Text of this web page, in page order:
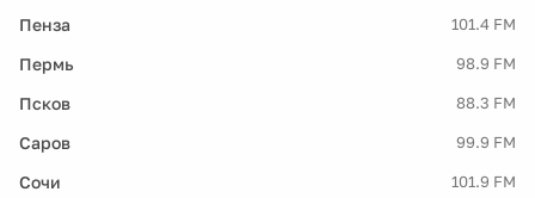
Пенза 101.4 FM
Пермь 98.9 FM
Псков 88.3 FM
Саров 99.9 FM
Сочи 101.9 FM